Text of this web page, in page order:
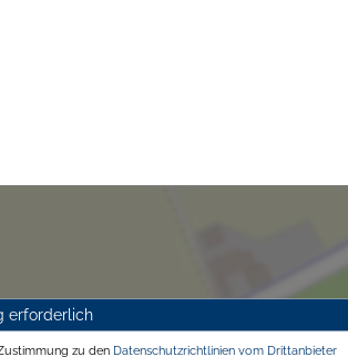
erforderlich
zu den Datenschutzrichtlinien vom Drittanbieter